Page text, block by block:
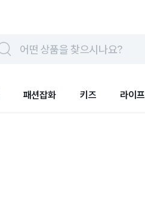
어떤 상품을 찾으시나요?
패션잡화 키즈 라이프